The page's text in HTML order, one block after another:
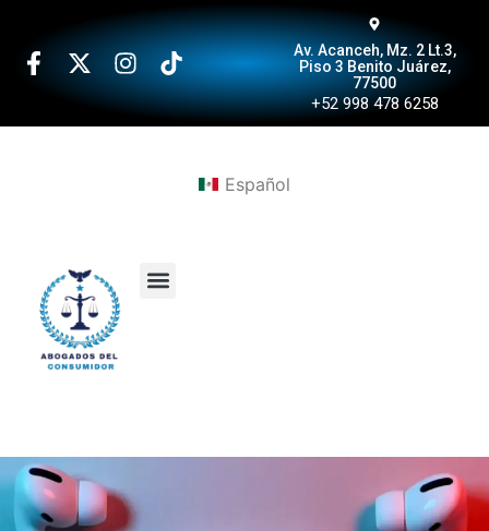
Av. Acanceh, Mz. 2 Lt.3,
Piso 3 Benito Juárez,
77500
+52 998 478 6258
Español